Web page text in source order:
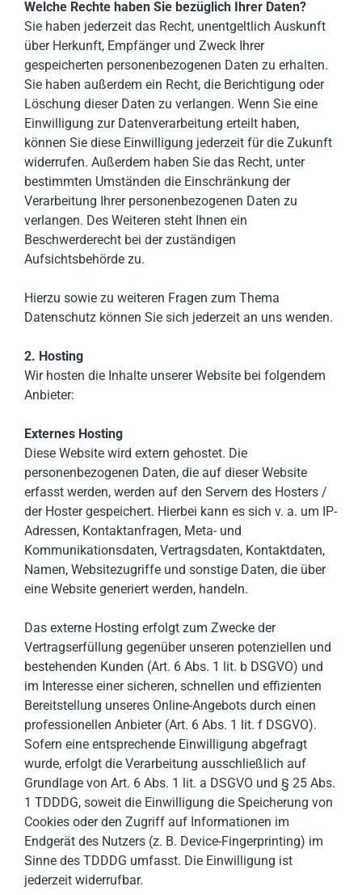
Welche Rechte haben Sie bezüglich Ihrer Daten?
Sie haben jederzeit das Recht, unentgeltlich Auskunft
über Herkunft, Empfänger und Zweck Ihrer
gespeicherten personenbezogenen Daten zu erhalten.
Sie haben außerdem ein Recht, die Berichtigung oder
Löschung dieser Daten zu verlangen. Wenn Sie eine
Einwilligung zur Datenverarbeitung erteilt haben,
können Sie diese Einwilligung jederzeit für die Zukunft
widerrufen. Außerdem haben Sie das Recht, unter
bestimmten Umständen die Einschränkung der
Verarbeitung Ihrer personenbezogenen Daten zu
verlangen. Des Weiteren steht Ihnen ein
Beschwerderecht bei der zuständigen
Aufsichtsbehörde zu.
Hierzu sowie zu weiteren Fragen zum Thema
Datenschutz können Sie sich jederzeit an uns wenden.
2. Hosting
Wir hosten die Inhalte unserer Website bei folgendem
Anbieter:
Externes Hosting
Diese Website wird extern gehostet. Die
personenbezogenen Daten, die auf dieser Website
erfasst werden, werden auf den Servern des Hosters /
der Hoster gespeichert. Hierbei kann es sich v. a. um IP-
Adressen, Kontaktanfragen, Meta- und
Kommunikationsdaten, Vertragsdaten, Kontaktdaten,
Namen, Websitezugriffe und sonstige Daten, die über
eine Website generiert werden, handeln.
Das externe Hosting erfolgt zum Zwecke der
Vertragserfüllung gegenüber unseren potenziellen und
bestehenden Kunden (Art. 6 Abs. 1 lit. b DSGVO) und
im Interesse einer sicheren, schnellen und effizienten
Bereitstellung unseres Online-Angebots durch einen
professionellen Anbieter (Art. 6 Abs. 1 lit. f DSGVO).
Sofern eine entsprechende Einwilligung abgefragt
wurde, erfolgt die Verarbeitung ausschließlich auf
Grundlage von Art. 6 Abs. 1 lit. a DSGVO und § 25 Abs.
1 TDDDG, soweit die Einwilligung die Speicherung von
Cookies oder den Zugriff auf Informationen im
Endgerät des Nutzers (z. B. Device-Fingerprinting) im
Sinne des TDDDG umfasst. Die Einwilligung ist
jederzeit widerrufbar.